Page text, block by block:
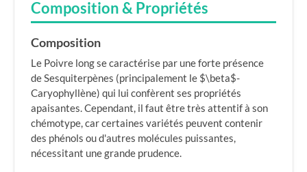
Composition & Propriétés
Composition
Le Poivre long se caractérise par une forte présence
de Sesquiterpènes (principalement le $\beta$-
Caryophyllène) qui lui confèrent ses propriétés
apaisantes. Cependant, il faut être très attentif à son
chémotype, car certaines variétés peuvent contenir
des phénols ou d'autres molécules puissantes,
nécessitant une grande prudence.